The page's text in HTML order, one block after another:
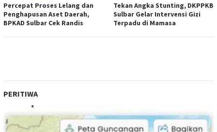
Percepat Proses Lelang dan
Penghapusan Aset Daerah,
BPKAD Sulbar Cek Randis
Tekan Angka Stunting, DKPPKB
Sulbar Gelar Intervensi Gizi
Terpadu di Mamasa
PERITIWA